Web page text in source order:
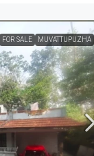
FOR SALE MUVATTUPUZHA